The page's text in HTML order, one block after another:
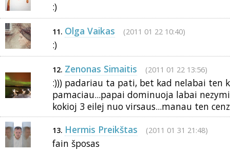
:)
11. Olga Vaikas (2011 01 22 10:40)
:)
12. Zenonas Simaitis (2011 01 22 13:56)
:))) padariau ta pati, bet kad nelabai ten
pamaciau...papai dominuoja labai
kokioj 3 eilej nuo virsaus...manau ten
13. Hermis Preikštas (2011 01 31 21:48)
fain šposas